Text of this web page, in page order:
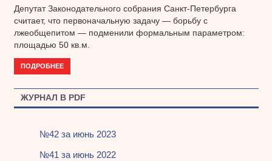
Депутат Законодательного собрания Санкт-Петербурга
считает, что первоначальную задачу — борьбу с
лжеобщепитом — подменили формальным параметром:
площадью 50 кв.м.
ПОДРОБНЕЕ
ЖУРНАЛ В PDF
№42 за июнь 2023
№41 за июнь 2022